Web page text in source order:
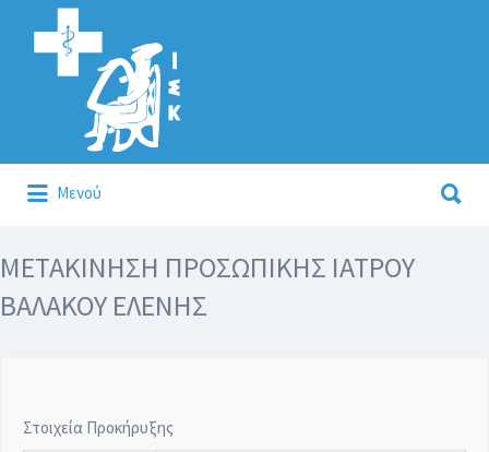
Αναζήτηση
για:
Μενού
για:
ΜΕΤΑΚΙΝΗΣΗ ΠΡΟΣΩΠΙΚΗΣ ΙΑΤΡΟΥ
ΒΑΛΑΚΟΥ ΕΛΕΝΗΣ
Στοιχεία Προκήρυξης